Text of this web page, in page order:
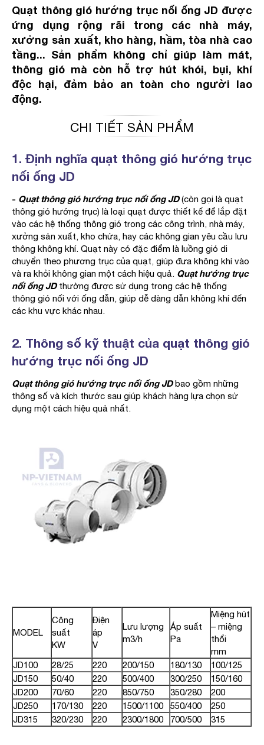
Quạt thông gió hướng trục nối ống JD được
ứng dụng rộng rãi trong các nhà máy,
xưởng sản xuất, kho hàng, hầm, tòa nhà cao
tầng... Sản phẩm không chỉ giúp làm mát,
thông gió mà còn hỗ trợ hút khói, bụi, khí
độc hại, đảm bảo an toàn cho người lao
động.
CHI TIẾT SẢN PHẨM
1. Định nghĩa quạt thông gió hướng trục
nối ống JD
- Quạt thông gió hướng trục nối ống JD(còn gọi là quạt
thông gió hướng trục) là loại quạt được thiết kế để lắp đặt
vào các hệ thống thông gió trong các công trình, nhà máy,
xưởng sản xuất, kho chứa, hay các không gian yêu cầu lưu
thông không khí. Quạt này có đặc điểm là luồng gió di
chuyển theo phương trục của quạt, giúp đưa không khí vào
và ra khỏi không gian một cách hiệu quả. Quạt hướng trục
nối ống JD thường được sử dụng trong các hệ thống
thông gió nối với ống dẫn, giúp dễ dàng dẫn không khí đến
các khu vực khác nhau.
2. Thông số kỹ thuật của quạt thông gió
hướng trục nối ống JD
Quạt thông gió hướng trục nối ống JDbao gồm những
thông số và kích thước sau giúp khách hàng lựa chọn sử
dụng một cách hiệu quả nhất.
MODEL
Công
suất
KW
Điện
áp
V
Lưu lượng
m3/h
Áp suất
Pa
Miệng hút
– miệng
thổi
mm
JD100
28/25 220 200/150 180/130
100/125
JD150
50/40 220 500/400 300/250
150/160
JD200
70/60 220 850/750 350/280
200
JD250
170/130 220 1500/1100 550/400
250
JD315
320/230 220 2300/1800 700/500 315